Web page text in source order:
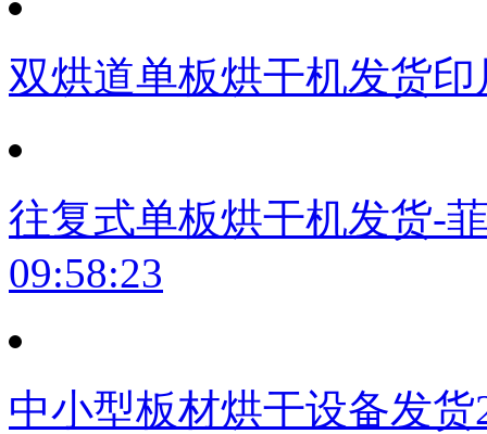
双烘道单板烘干机发货印
往复式单板烘干机发货-
09:58:23
中小型板材烘干设备发货